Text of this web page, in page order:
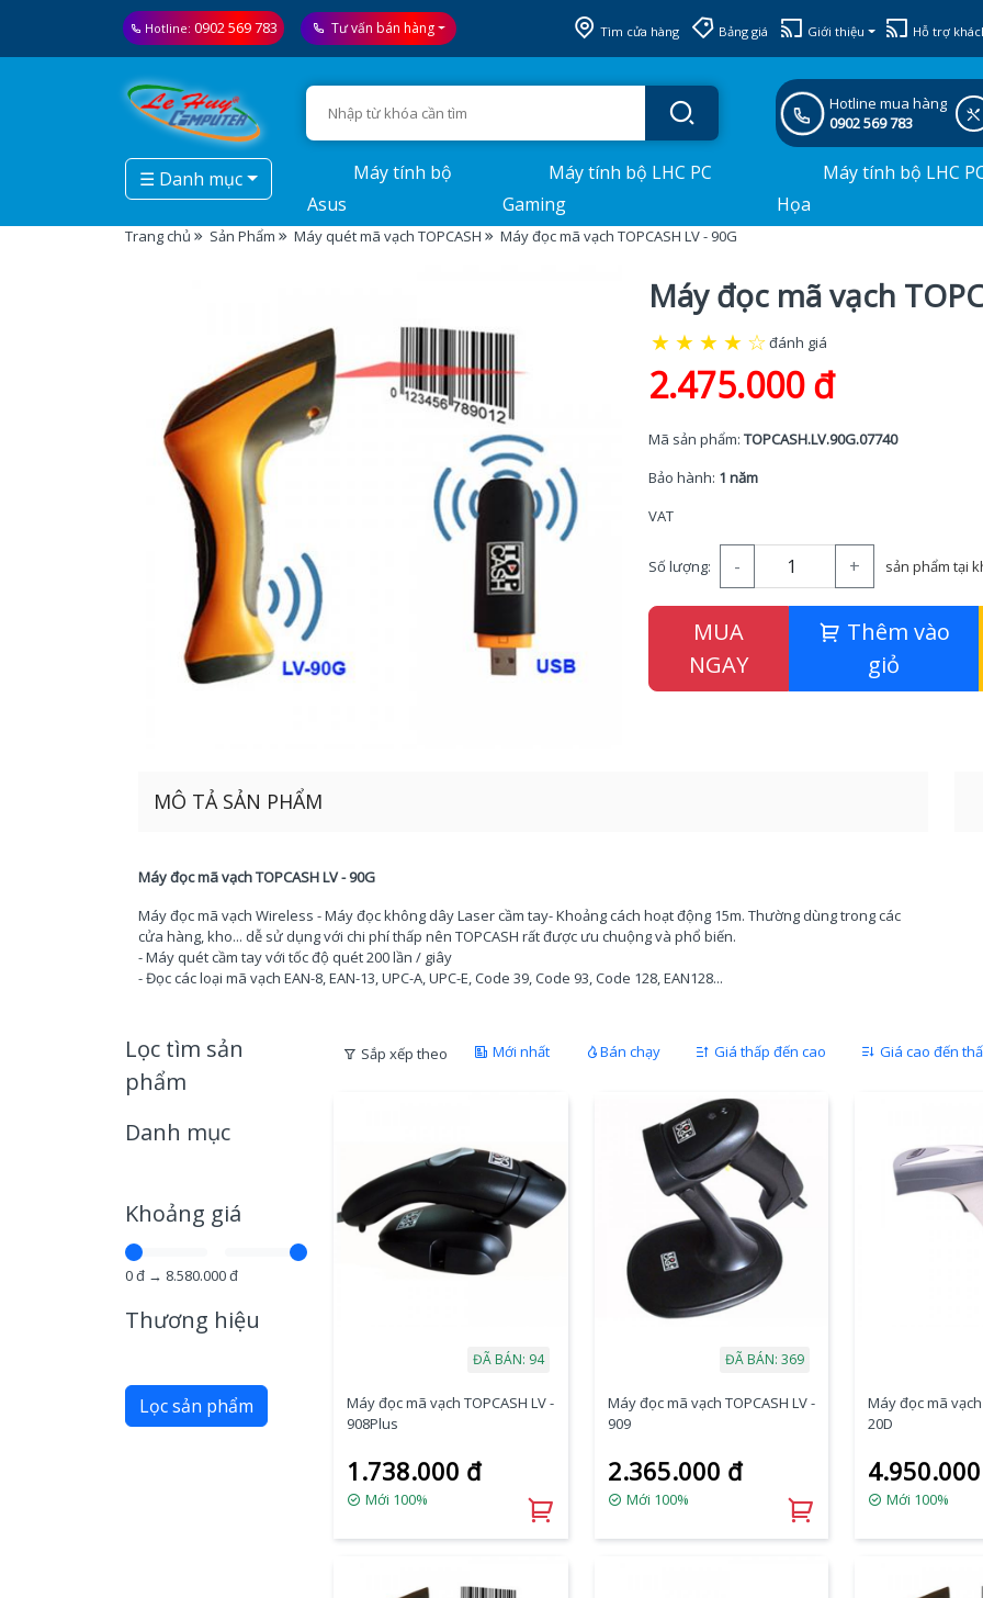
Hotline: 0902 569 783 Tư vấn bán hàng Tìm cửa hàng Bảng giá Giới thiệu Hỗ trợ
Hotline mua hàng
0902 569 783
☰ Danh mục
Máy tính bộ
Asus
Máy tính bộ LHC PC
Gaming
Máy tính bộ LHC
Họa
Trang chủ Sản Phẩm Máy quét mã vạch TOPCASH Máy đọc mã vạch TOPCASH LV - 90G
Máy đọc mã vạch
★ ★ ★ ★ ☆đánh giá
2.475.000 đ
Mã sản phẩm: TOPCASH.LV.90G.07740
Bảo hành: 1 năm
VAT
Số lượng: - + sản phẩm tại
MUA
NGAY
Thêm vào
giỏ
MÔ TẢ SẢN PHẨM
Máy đọc mã vạch TOPCASH LV - 90G
Máy đọc mã vạch Wireless - Máy đọc không dây Laser cầm tay- Khoảng cách hoạt động 15m. Thường dùng trong các
cửa hàng, kho... dễ sử dụng với chi phí thấp nên TOPCASH rất được ưu chuộng và phổ biến.
- Máy quét cầm tay với tốc độ quét 200 lần / giây
- Đọc các loại mã vạch EAN-8, EAN-13, UPC-A, UPC-E, Code 39, Code 93, Code 128, EAN128...
Lọc tìm sản
phẩm
Danh mục
Khoảng giá
0đ → 8.580.000đ
Thương hiệu
Lọc sản phẩm
Sắp xếp theo Mới nhất Bán chạy Giá thấp đến cao Giá cao đến
ĐÃ BÁN: 94
Máy đọc mã vạch TOPCASH LV -
908Plus
1.738.000 đ
Mới 100%
ĐÃ BÁN: 369
Máy đọc mã vạch TOPCASH LV -
909
2.365.000 đ
Mới 100%
Máy đọc mã vạch
20D
Mới 100%